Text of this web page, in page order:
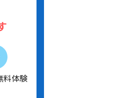
料体験